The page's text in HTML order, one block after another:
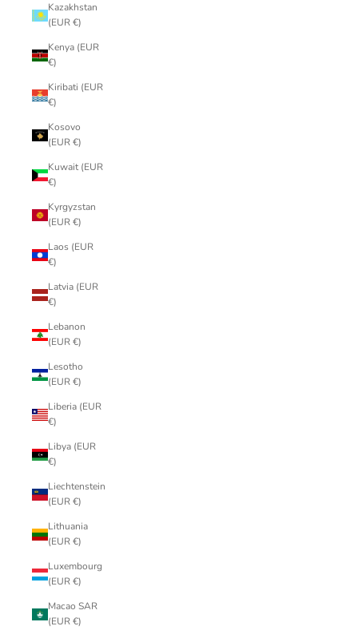
Kazakhstan
(EUR €)
Kenya (EUR
€)
Kiribati (EUR
€)
Kosovo
(EUR €)
Kuwait (EUR
€)
Kyrgyzstan
(EUR €)
Laos (EUR
€)
Latvia (EUR
€)
Lebanon
(EUR €)
Lesotho
(EUR €)
Liberia (EUR
€)
Libya (EUR
€)
Liechtenstein
(EUR €)
Lithuania
(EUR €)
Luxembourg
(EUR €)
Macao SAR
(EUR €)